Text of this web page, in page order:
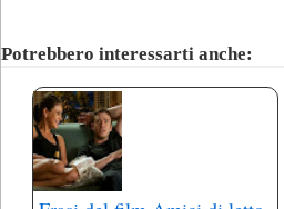
Potrebbero interessarti anche: